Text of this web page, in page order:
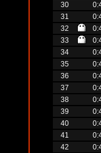
30
31
32
33
34
35
36
37
38
39
40
41
42